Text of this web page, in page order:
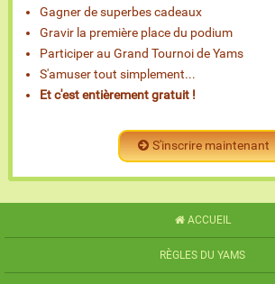
Gagner de superbes cadeaux
Gravir la première place du podium
Participer au Grand Tournoi de Yams
S'amuser tout simplement...
Et c'est entièrement gratuit !
S'inscrire maintenant
ACCUEIL
RÈGLES DU YAMS